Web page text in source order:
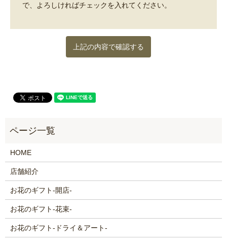
で、よろしければチェックを入れてください。
HOME
店舗紹介
お花のギフト-開店-
お花のギフト-花束-
お花のギフト-ドライ＆アート-